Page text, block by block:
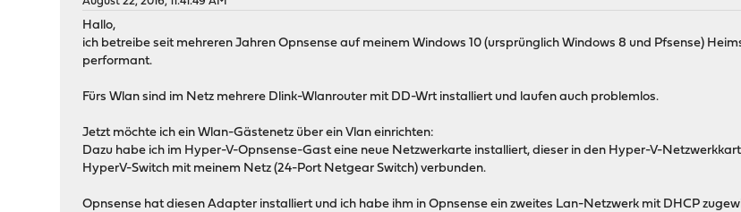
Hallo,
ich betreibe seit mehreren Jahren Opnsense auf meinem Windows 10 (ursprünglich Windows 8 und Pfsense)
performant.
Fürs Wlan sind im Netz mehrere Dlink-Wlanrouter mit DD-Wrt installiert und laufen auch problemlos.
Jetzt möchte ich ein Wlan-Gästenetz über ein Vlan einrichten:
Dazu habe ich im Hyper-V-Opnsense-Gast eine neue Netzwerkarte installiert, dieser in den Hyper-V-
HyperV-Switch mit meinem Netz (24-Port Netgear Switch) verbunden.
Opnsense hat diesen Adapter installiert und ich habe ihm in Opnsense ein zweites Lan-Netzwerk mit DHCP